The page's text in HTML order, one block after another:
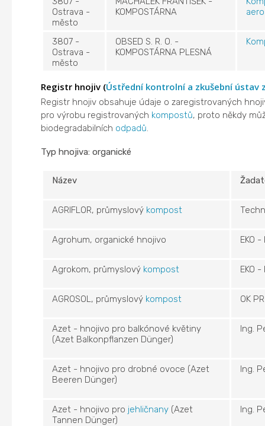
Ostrava -
město
KOMPOSTÁRNA
3807 -
Ostrava -
město
OBSED S. R. O. -
KOMPOSTÁRNA PLESNÁ
Registr hnojiv (Ústřední kontrolní a zkušební ústav
Registr hnojiv obsahuje údaje o zaregistrovaných
pro výrobu registrovaných kompostů, proto někdy
biodegradabilních odpadů
Typ hnojiva: organické
Název
AGRIFLOR, průmyslový kompost
Agrohum, organické hnojivo EKO -
Agrokom, průmyslový kompost EKO -
AGROSOL, průmyslový kompost OK
Azet - hnojivo pro balkónové květiny
(Azet Balkonpflanzen Dünger)
Ing.
Azet - hnojivo pro drobné ovoce (Azet
Beeren Dünger)
Ing.
Azet - hnojivo pro jehličnany(Azet
Tannen Dünger)
Ing.